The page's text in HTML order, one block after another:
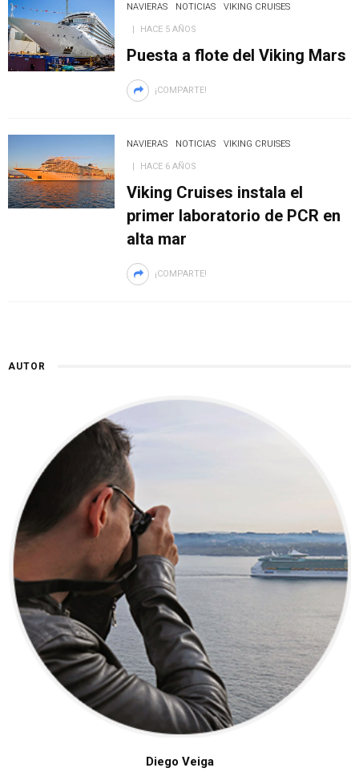
NAVIERAS NOTICIAS VIKING CRUISES
HACE 5 AÑOS
Puesta a flote del Viking Mars
¡COMPARTE!
NAVIERAS NOTICIAS VIKING CRUISES
HACE 6 AÑOS
Viking Cruises instala el
primer laboratorio de PCR en
alta mar
¡COMPARTE!
AUTOR
Diego Veiga